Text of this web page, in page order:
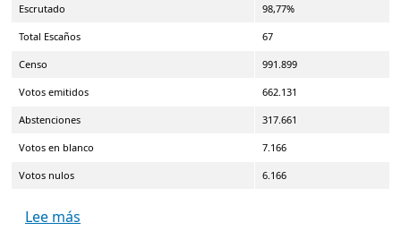
Escrutado 98,77%
Total Escaños 67
Censo 991.899
Votos emitidos 662.131
Abstenciones 317.661
Votos en blanco 7.166
Votos nulos 6.166
Lee más